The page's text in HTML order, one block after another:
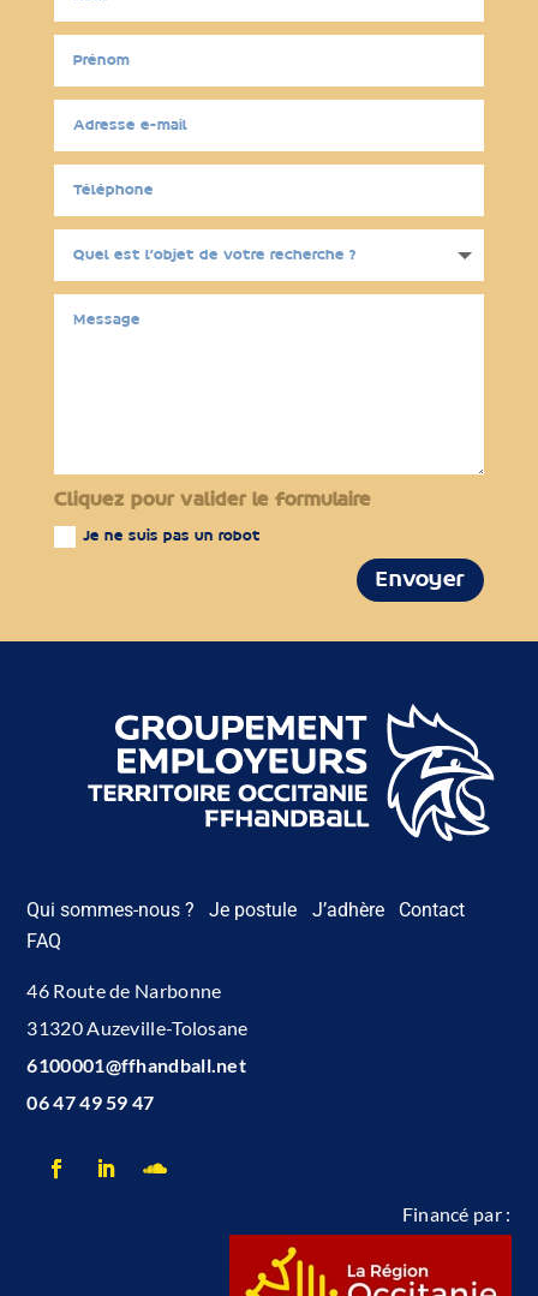
Cliquez pour valider le formulaire
Je ne suis pas un robot
Envoyer
Qui sommes-nous ? Je postule J’adhère
Contact
FAQ
46 Route de Narbonne
31320 Auzeville-Tolosane
6100001@ffhandball.net
06 47 49 59 47
Financé par :